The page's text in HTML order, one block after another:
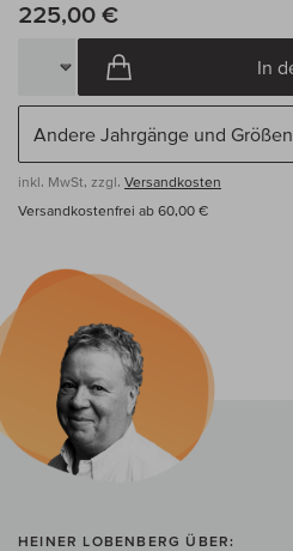
225,00 €
In
inkl. MwSt, zzgl. Versandkosten
Versandkostenfrei ab 60,00 €
HEINER LOBENBERG ÜBER: